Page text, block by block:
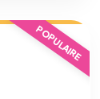
POPULAIRE